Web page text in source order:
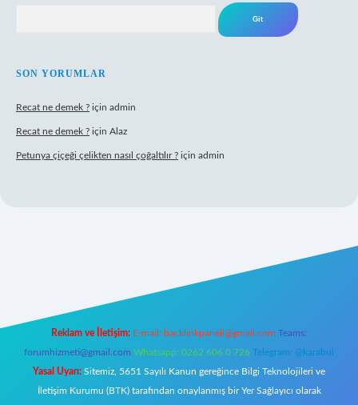
SON YORUMLAR
Recat ne demek ? için admin
Recat ne demek ? için Alaz
Petunya çiçeği çelikten nasıl çoğaltılır ? için admin
Reklam ve İletişim: E-mail: backlinkpaneli@gmail.com Teams:
forumhizmeti@gmail.com Whatsapp: 0262 606 0 726 Telegram: @karabul
Yasal Uyarı: Sitemiz, 5651 Sayılı Kanun gereğince Bilgi Teknolojileri ve
İletişim Kurumu (BTK) tarafından onaylanmış bir Yer Sağlayıcı olarak